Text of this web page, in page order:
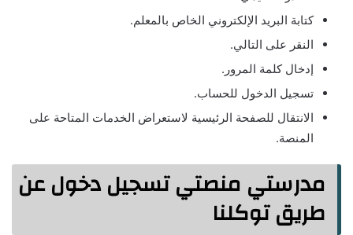
كتابة البريد الإلكتروني الخاص بالمعلم.
النقر على التالي.
إدخال كلمة المرور.
تسجيل الدخول للحساب.
الانتقال للصفحة الرئيسية لاستعراض الخدمات المتاحة على
المنصة.
مدرستي منصتي تسجيل دخول عن
طريق توكلنا